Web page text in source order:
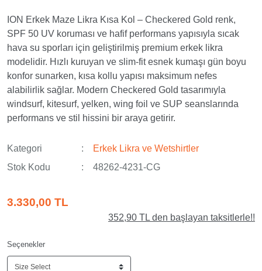
ION Erkek Maze Likra Kısa Kol – Checkered Gold renk,
SPF 50 UV koruması ve hafif performans yapısıyla sıcak
hava su sporları için geliştirilmiş premium erkek likra
modelidir. Hızlı kuruyan ve slim-fit esnek kumaşı gün boyu
konfor sunarken, kısa kollu yapısı maksimum nefes
alabilirlik sağlar. Modern Checkered Gold tasarımıyla
windsurf, kitesurf, yelken, wing foil ve SUP seanslarında
performans ve stil hissini bir araya getirir.
Kategori
Erkek Likra ve Wetshirtler
Stok Kodu
48262-4231-CG
3.330,00 TL
352,90 TL den başlayan taksitlerle!!
Seçenekler